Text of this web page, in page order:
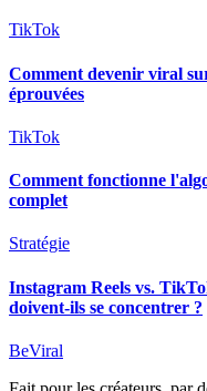
TikTok
Comment devenir viral
éprouvées
TikTok
Comment fonctionne
complet
Stratégie
Instagram Reels vs.
doivent-ils se concentrer ?
BeViral